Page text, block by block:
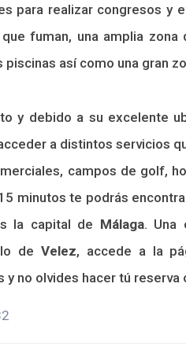
para realizar congresos y
fuman, una amplia
piscinas así como una gran
y debido a su excelente
a distintos servicios
campos de golf,
minutos te podrás
la capital de Málaga. Una
de Velez, accede a la
y no olvides hacer tú reserva